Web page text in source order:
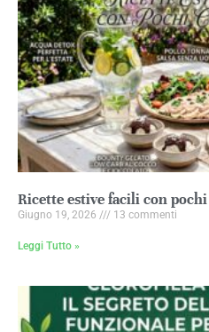
Ricette estive facili con
Giugno 19, 2026 13 commenti
Leggi Tutto »